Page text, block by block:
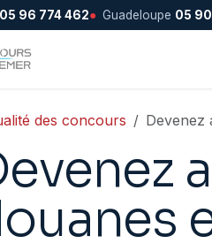
05 96 774 462● Guadeloupe 05
des concours Devenez